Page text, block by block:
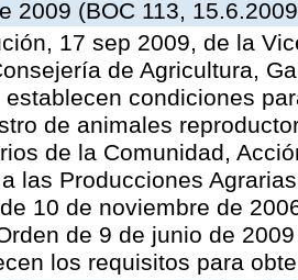
2009 (BOC 113,
17 sep 2009, de la
de Agricultura,
establecen condiciones
de animales
de la Comunidad,
las Producciones
10 de noviembre de
de 9 de junio de
los requisitos para